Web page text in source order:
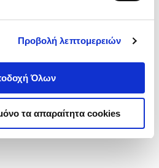
Προβολή λεπτομερειών
Όλων
τα απαραίτητα cookies